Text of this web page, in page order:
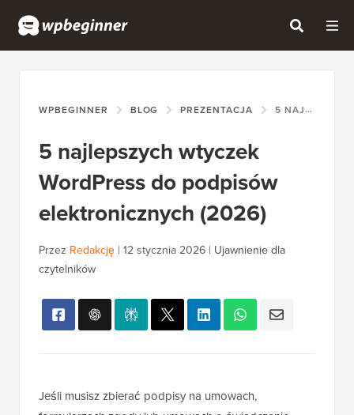
WPBEGINNER BLOG PREZENTACJA 5 NAJLEPSZYCH WTYCZEK WORDPRESS DO PODPISÓW ELEKTRONICZNYCH (2026)
5 najlepszych wtyczek
WordPress do podpisów
elektronicznych (2026)
Przez Redakcję | 12 stycznia 2026 | Ujawnienie dla
czytelników
Jeśli musisz zbierać podpisy na umowach,